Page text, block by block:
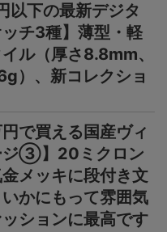
以下の最新デジタ
チ3種】薄型・軽
ル（厚さ8.8mm、
）、新コレクショ
円で買える国産ヴィ
ジ③】20ミクロン
メッキに段付き文
かにもって雰囲気
ションに最高です